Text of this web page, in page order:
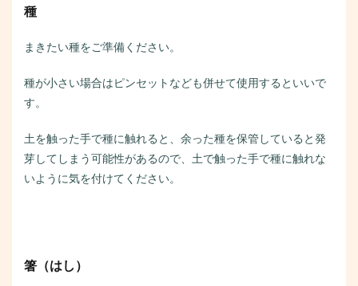
種
まきたい種をご準備ください。
種が小さい場合はピンセットなども併せて使用するといいで
す。
土を触った手で種に触れると、余った種を保管していると発
芽してしまう可能性があるので、土で触った手で種に触れな
いように気を付けてください。
箸（はし）